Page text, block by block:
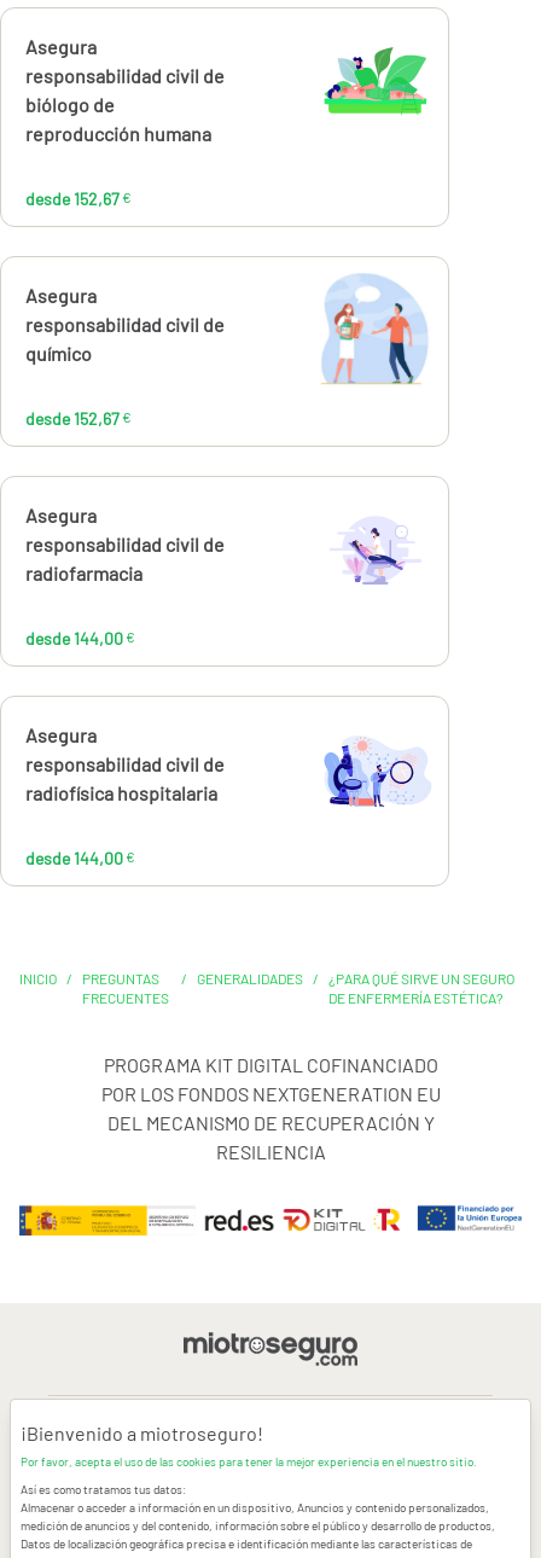
Calcúlalo ahora
Asegura
responsabilidad civil de
biólogo de
reproducción humana
desde 152,67 €
152,67€
Calcúlalo ahora
Asegura
responsabilidad civil de
químico
desde 152,67 €
152,67 €
Calcúlalo ahora
Asegura
responsabilidad civil de
radiofarmacia
desde 144,00 €
144,00€
Calcúlalo ahora
Asegura
responsabilidad civil de
radiofísica hospitalaria
desde 144,00 €
144,00 €
INICIO /
PREGUNTAS
FRECUENTES
/ GENERALIDADES /
¿PARA QUÉ SIRVE UN SEGURO
DE ENFERMERÍA ESTÉTICA?
PROGRAMA KIT DIGITAL COFINANCIADO
POR LOS FONDOS NEXTGENERATION EU
DEL MECANISMO DE RECUPERACIÓN Y
RESILIENCIA
AVISO LEGAL
CONDICIONES GENERALES DE USO
POLÍTICA DE PRIVACIDAD|CANAL DE DENUNCIAS|COOKIES
¡Bienvenido a miotroseguro!
Por favor, acepta el uso de las cookies para tener la mejor experiencia en el nuestro sitio.
Así es como tratamos tus datos:
Almacenar o acceder a información en un dispositivo, Anuncios y contenido personalizados,
medición de anuncios y del contenido, información sobre el público y desarrollo de productos,
Datos de localización geográfica precisa e identificación mediante las características de